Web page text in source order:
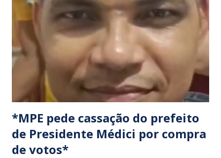
cumprimento de garantias e assistência aos trabalhadores
do setor. Motoristas que planejam trafegar por essas
regiões na data devem estar atentos a possíveis
congestionamentos e atrasos.
*MPE pede cassação do prefeito
de Presidente Médici por compra
de votos*